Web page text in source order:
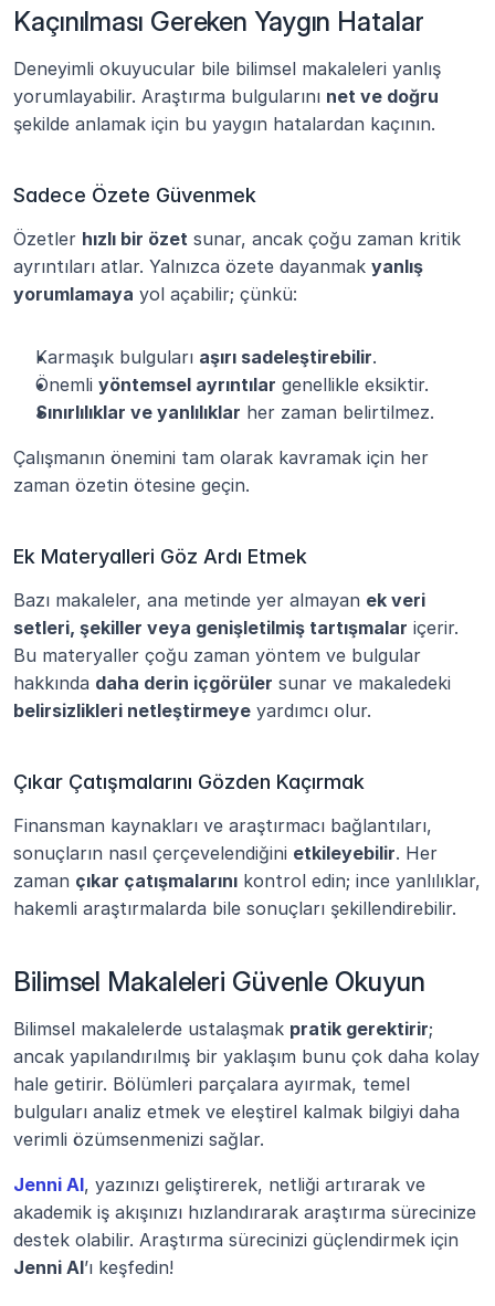
Kaçınılması Gereken Yaygın Hatalar
Deneyimli okuyucular bile bilimsel makaleleri yanlış
yorumlayabilir. Araştırma bulgularını net ve doğru
şekilde anlamak için bu yaygın hatalardan kaçının.
Sadece Özete Güvenmek
Özetler hızlı bir özet sunar, ancak çoğu zaman kritik
ayrıntıları atlar. Yalnızca özete dayanmak yanlış
yorumlamaya yol açabilir; çünkü:
Karmaşık bulguları aşırı sadeleştirebilir.
Önemli yöntemsel ayrıntılar genellikle eksiktir.
Sınırlılıklar ve yanlılıklar her zaman belirtilmez.
Çalışmanın önemini tam olarak kavramak için her
zaman özetin ötesine geçin.
Ek Materyalleri Göz Ardı Etmek
Bazı makaleler, ana metinde yer almayan ek veri
setleri, şekiller veya genişletilmiş tartışmalar içerir.
Bu materyaller çoğu zaman yöntem ve bulgular
hakkında daha derin içgörüler
belirsizlikleri netleştirmeye yardımcı olur.
Çıkar Çatışmalarını Gözden Kaçırmak
Finansman kaynakları ve araştırmacı bağlantıları,
sonuçların nasıl çerçevelendiğini etkileyebilir. Her
zaman çıkar çatışmalarını kontrol edin; ince yanlılıklar,
hakemli araştırmalarda bile sonuçları şekillendirebilir.
Bilimsel Makaleleri Güvenle Okuyun
Bilimsel makalelerde ustalaşmak pratik gerektirir;
ancak yapılandırılmış bir yaklaşım bunu çok daha kolay
hale getirir. Bölümleri parçalara ayırmak, temel
bulguları analiz etmek ve eleştirel kalmak bilgiyi daha
verimli özümsenmenizi sağlar.
Jenni AI, yazınızı geliştirerek, netliği artırarak ve
akademik iş akışınızı hızlandırarak araştırma sürecinize
Jenni AI’ı keşfedin!